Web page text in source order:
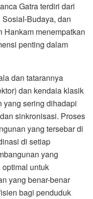
Gatra terdiri dari
Budaya, dan
Hankam menempatkan
penting dalam
dan tatarannya
dan kendaia klasik
yang sering dihadapi
sinkronisasi. Proses
yang tersebar di
di setiap
yang
untuk
yang benar-benar
bagi penduduk